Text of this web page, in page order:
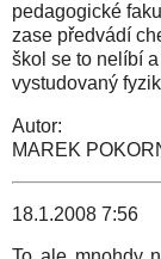
pedagogické
zase předvádí
škol se to nelíbí
vystudovaný
Autor:
MAREK
18.1.2008 7:56